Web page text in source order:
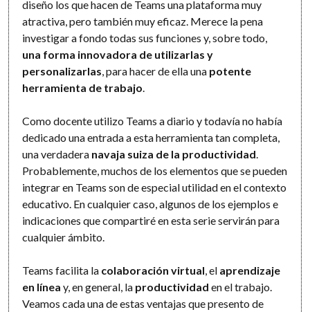
diseño los que hacen de Teams una plataforma muy
atractiva, pero también muy eficaz. Merece la pena
investigar a fondo todas sus funciones y, sobre todo,
una forma innovadora de utilizarlas y
personalizarlas , para hacer de ella una potente
herramienta de trabajo
Como docente utilizo Teams a diario y todavía no había
dedicado una entrada a esta herramienta tan completa,
una verdadera navaja suiza de la productividad
Probablemente, muchos de los elementos que se pueden
integrar en Teams son de especial utilidad en el contexto
educativo. En cualquier caso, algunos de los ejemplos e
indicaciones que compartiré en esta serie servirán para
cualquier ámbito.
Teams facilita la colaboración virtual , el aprendizaje
en línea y, en general, la productividad en el trabajo.
Veamos cada una de estas ventajas que presento de